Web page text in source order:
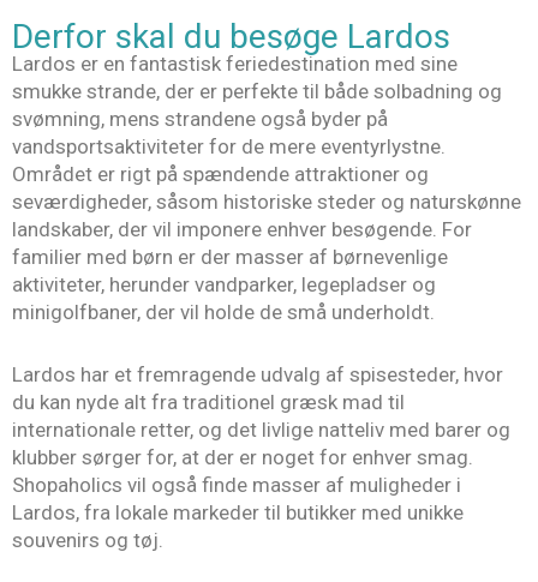
Derfor skal du besøge Lardos
Lardos er en fantastisk feriedestination med sine
smukke strande, der er perfekte til både solbadning og
svømning, mens strandene også byder på
vandsportsaktiviteter for de mere eventyrlystne.
Området er rigt på spændende attraktioner og
seværdigheder, såsom historiske steder og naturskønne
landskaber, der vil imponere enhver besøgende. For
familier med børn er der masser af børnevenlige
aktiviteter, herunder vandparker, legepladser og
minigolfbaner, der vil holde de små underholdt.
Lardos har et fremragende udvalg af spisesteder, hvor
du kan nyde alt fra traditionel græsk mad til
internationale retter, og det livlige natteliv med barer og
klubber sørger for, at der er noget for enhver smag.
Shopaholics vil også finde masser af muligheder i
Lardos, fra lokale markeder til butikker med unikke
souvenirs og tøj.